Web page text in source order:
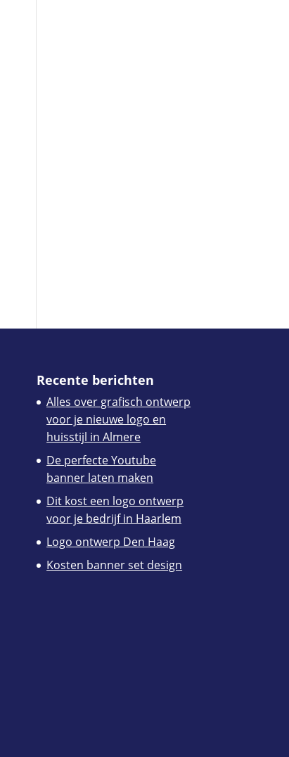
Recente berichten
Alles over grafisch ontwerp
voor je nieuwe logo en
huisstijl in Almere
De perfecte Youtube
banner laten maken
Dit kost een logo ontwerp
voor je bedrijf in Haarlem
Logo ontwerp Den Haag
Kosten banner set design